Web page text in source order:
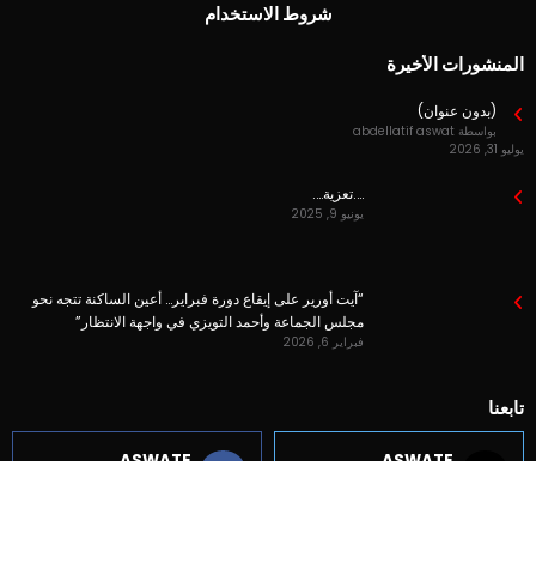
شروط الاستخدام
المنشورات الأخيرة
(بدون عنوان)
بواسطة abdellatif aswat
يوليو 31, 2026
….تعزية….
يونيو 9, 2025
“آيت أورير على إيقاع دورة فبراير… أعين الساكنة تتجه نحو
مجلس الجماعة وأحمد التويزي في واجهة الانتظار”
فبراير 6, 2026
تابعنا
ASWATE
ASWATE